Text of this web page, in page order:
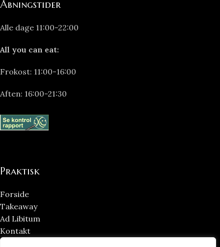
Åbningstider
Alle dage 11:00-22:00
All you can eat:
Frokost: 11:00-16:00
Aften: 16:00-21:30
Praktisk
Forside
Takeaway
Ad Libitum
Kontakt